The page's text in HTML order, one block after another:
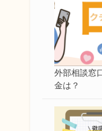
外部相談窓
金は？